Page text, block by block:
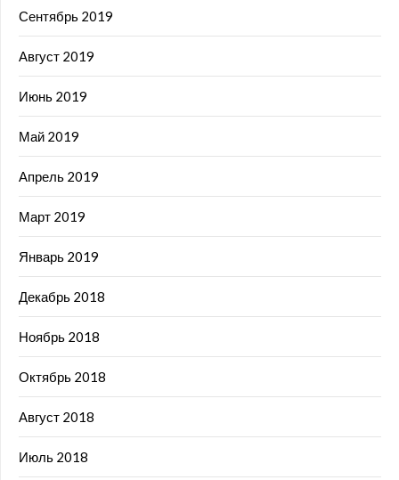
Сентябрь 2019
Август 2019
Июнь 2019
Май 2019
Апрель 2019
Март 2019
Январь 2019
Декабрь 2018
Ноябрь 2018
Октябрь 2018
Август 2018
Июль 2018